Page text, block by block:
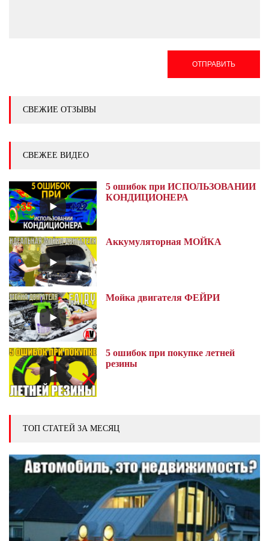
ОТПРАВИТЬ
СВЕЖИЕ ОТЗЫВЫ
СВЕЖЕЕ ВИДЕО
5 ошибок при ИСПОЛЬЗОВАНИИ
КОНДИЦИОНЕРА
Аккумуляторная МОЙКА
Мойка двигателя ФЕЙРИ
5 ошибок при покупке летней
резины
ТОП СТАТЕЙ ЗА МЕСЯЦ